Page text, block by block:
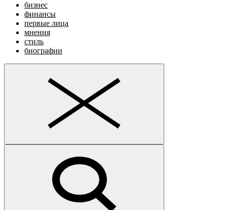
бизнес
финансы
первые лица
мнения
стиль
биографии